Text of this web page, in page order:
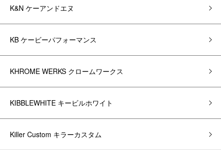
K&N ケーアンドエヌ
KB ケービーパフォーマンス
KHROME WERKS クロームワークス
KIBBLEWHITE キービルホワイト
Killer Custom キラーカスタム